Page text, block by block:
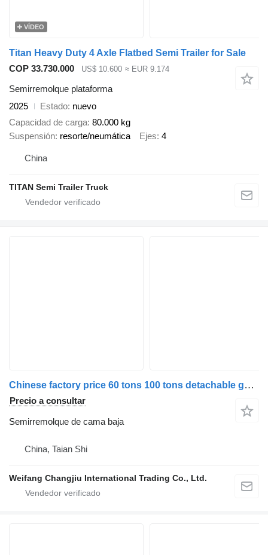
VÍDEO
Titan Heavy Duty 4 Axle Flatbed Semi Trailer for Sale
COP 33.730.000
US$ 10.600 ≈ EUR 9.174
Semirremolque plataforma
2025
Estado nuevo
Capacidad de carga 80.000 kg
Suspensión resorte/neumática Ejes 4
China
TITAN Semi Trailer Truck
Chinese factory price 60 tons 100 tons detachable gooseneck low
Precio a consultar
Semirremolque de cama baja
China, Taian Shi
Weifang Changjiu International Trading Co., Ltd.